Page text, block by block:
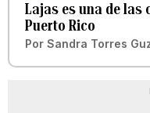
Lajas es una de las
Puerto Rico
Por Sandra Torres